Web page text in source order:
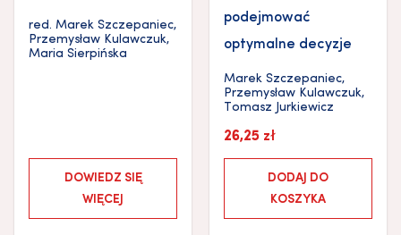
red. Marek Szczepaniec,
Przemysław Kulawczuk,
Maria Sierpińska
DOWIEDZ SIĘ
WIĘCEJ
podejmować
optymalne decyzje
Marek Szczepaniec,
Przemysław Kulawczuk,
Tomasz Jurkiewicz
26,25 zł
DODAJ DO
KOSZYKA